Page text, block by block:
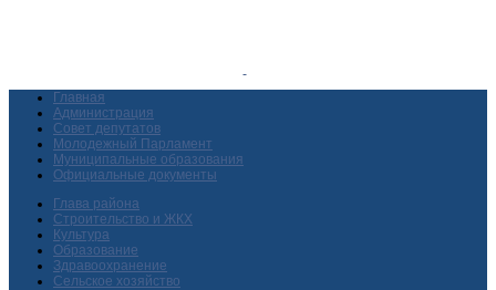
Главная
Администрация
Совет депутатов
Молодежный Парламент
Муниципальные образования
Официальные документы
Глава района
Строительство и ЖКХ
Культура
Образование
Здравоохранение
Сельское хозяйство